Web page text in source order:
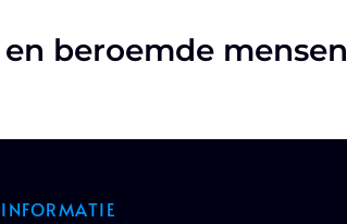
en beroemde mensen
INFORMATIE